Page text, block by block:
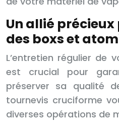
Un allié
des boxs et
L’entretien régulier de
est crucial pour
préserver sa qualité
tournevis cruciforme
diverses opérations de